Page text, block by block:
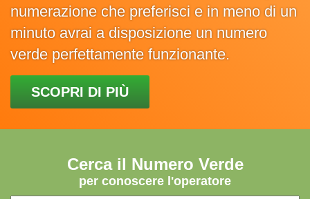
numerazione che preferisci e in meno di un
minuto avrai a disposizione un numero
verde perfettamente funzionante.
SCOPRI DI PIÙ
Cerca il Numero Verde
per conoscere l'operatore